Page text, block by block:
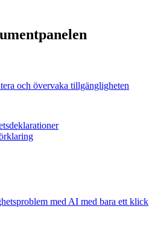
och övervaka tillgängligheten
med AI med bara ett klick